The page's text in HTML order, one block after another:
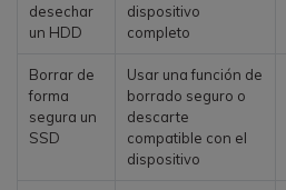
desechar
un HDD
dispositivo
completo
Borrar de
forma
segura un
SSD
Usar una función de
borrado seguro o
descarte
compatible con el
dispositivo